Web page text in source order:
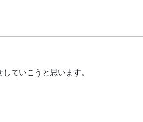
ていこうと思います。